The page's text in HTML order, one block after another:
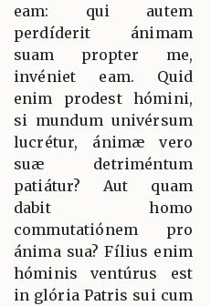
eam: qui autem
perdíderit ánimam
suam propter me,
invéniet eam. Quid
enim prodest hómini,
si mundum univérsum
lucrétur, ánimæ vero
suæ detriméntum
patiátur? Aut quam
dabit homo
commutatiónem pro
ánima sua? Fílius enim
hóminis ventúrus est
in glória Patris sui cum